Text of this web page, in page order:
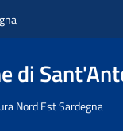
di
Nord Est Sardegna